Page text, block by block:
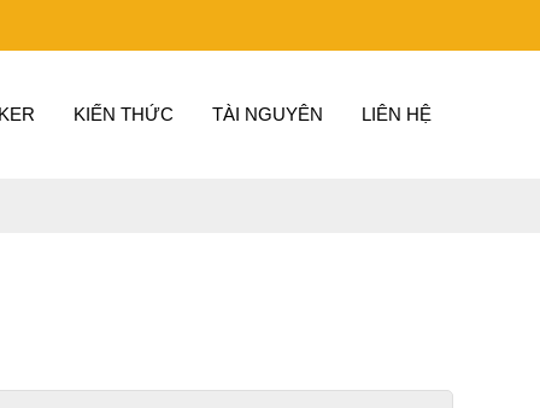
KIẾN THỨC TÀI NGUYÊN LIÊN HỆ